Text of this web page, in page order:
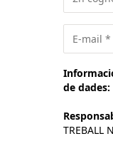
de dades:
TREBALL